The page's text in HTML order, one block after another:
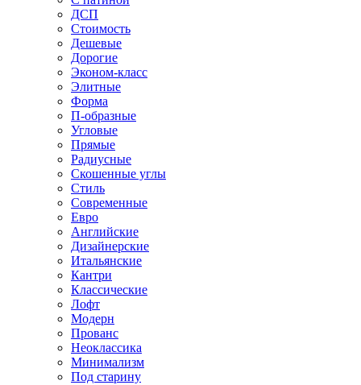
ДСП
Стоимость
Дешевые
Дорогие
Эконом-класс
Элитные
Форма
П-образные
Угловые
Прямые
Радиусные
Скошенные углы
Стиль
Современные
Евро
Английские
Дизайнерские
Итальянские
Кантри
Классические
Лофт
Модерн
Прованс
Неоклассика
Минимализм
Под старину